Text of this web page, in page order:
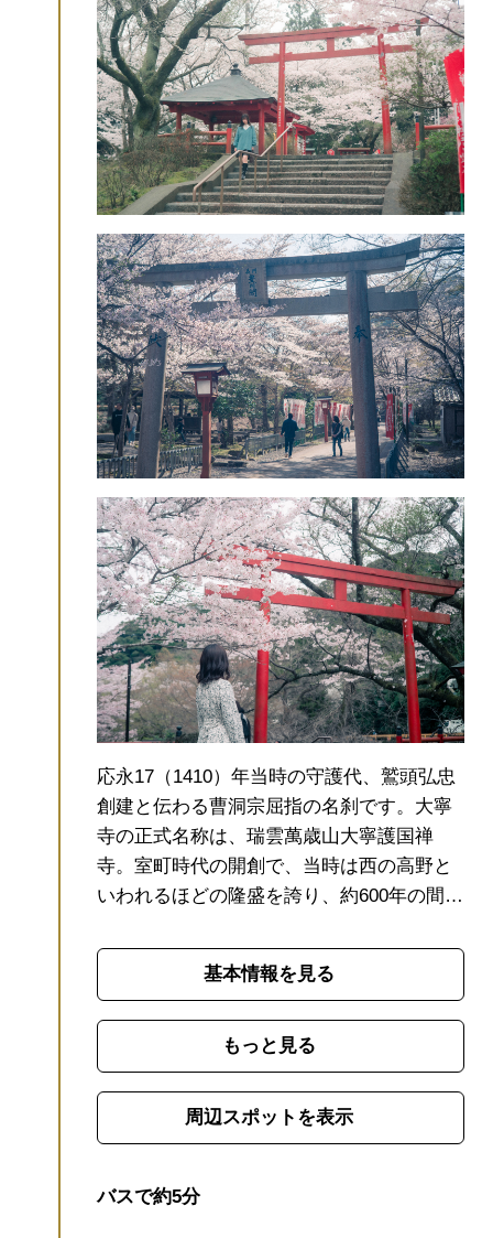
応永17（1410）年当時の守護代、鷲頭弘忠
創建と伝わる曹洞宗屈指の名刹です。大寧
寺の正式名称は、瑞雲萬歳山大寧護国禅
寺。 室町時代の開創で、当時は西の高野と
いわれるほどの隆盛を誇り、約600年の間
口に京風の文化を根付かせ、栄華を極めた
大内氏の終焉の地としても知られています
住吉明神より授かったとされる「長門湯本
温泉」ですが、実は大寧寺の和尚が住吉明
神のお告げにより発見しました。以来、現
在でも泉源は大寧寺が所有し、神から授か
った温泉を守り続けています。
した十六羅漢が歴史を感じさせ、桜や紅葉
基本情報を見る
もっと見る
周辺スポットを表示
バスで約5分